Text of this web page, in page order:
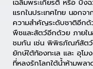
เฉลิมพระเกียรติ หรือ บึง
แรกในประเทศไทย นอกจ
ความสำคัญระดับชาติอีกด้
พืชและสัตว์อีกด้วย ภายใน
ชมกัน เช่น พิพิธภัณฑ์สัตว์
ยักษ์ใต้ท้องทะเล และ อุโม
ที่หลงรักโลกใต้น้ำห้ามพลา